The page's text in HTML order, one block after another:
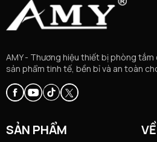
hay “tưng bừng”.
AMY - Thương hiệu thiết bị phòng
sản phẩm tinh tế, bền bỉ và an toàn
SẢN PHẨM